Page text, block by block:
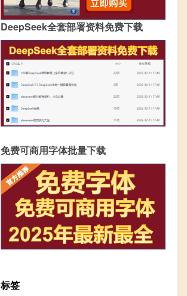
DeepSeek全套部署资料免费下载
免费可商用字体批量下载
标签